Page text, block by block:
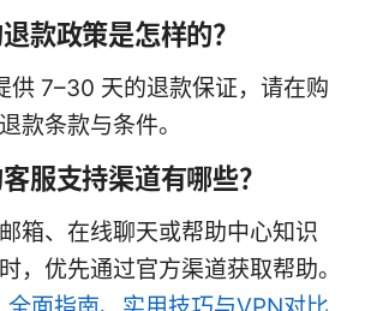
款政策是怎样的？
供 7–30 天的退款保证，请在购
款条款与条件。
服支持渠道有哪些？
箱、在线聊天或帮助中心知识
，优先通过官方渠道获取帮助。